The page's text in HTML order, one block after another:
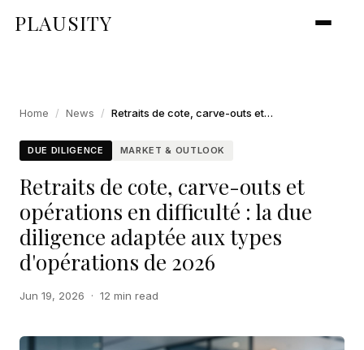
PLAUSITY
Home / News / Retraits de cote, carve-outs et opérations en difficulté : la due diligence adaptée aux types d'opérations de 2026
DUE DILIGENCE MARKET & OUTLOOK
Retraits de cote, carve-outs et
opérations en difficulté : la due
diligence adaptée aux types
d'opérations de 2026
Jun 19, 2026 · 12 min read